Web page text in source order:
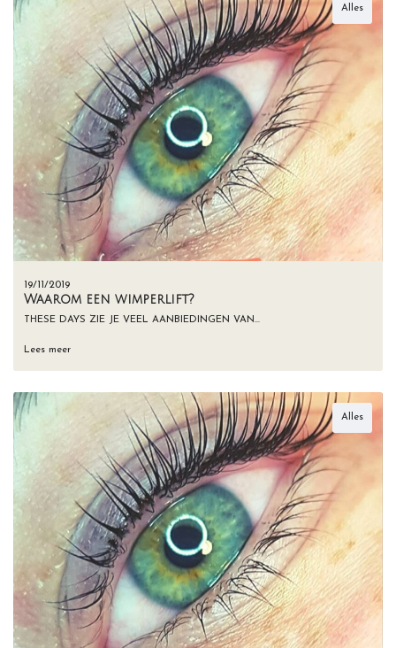
Alles
19/11/2019
Waarom een wimperlift?
THESE DAYS ZIE JE VEEL AANBIEDINGEN VAN…
Lees meer
Alles